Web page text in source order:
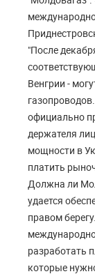
"После
Венгрии -
официально
держателя
мощности в
платить
Должна ли
удается
правом
разработать
которые